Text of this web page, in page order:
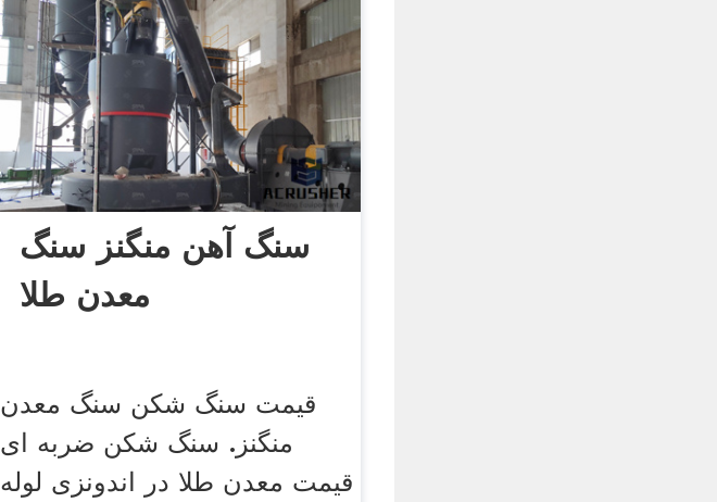
سنگ آهن منگنز سنگ
معدن طلا
قیمت سنگ شکن سنگ معدن
منگنز. سنگ شکن ضربه ای
قیمت معدن طلا در اندونزی لوله